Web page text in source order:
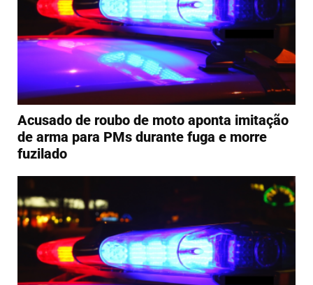
Acusado de roubo de moto aponta imitação
de arma para PMs durante fuga e morre
fuzilado